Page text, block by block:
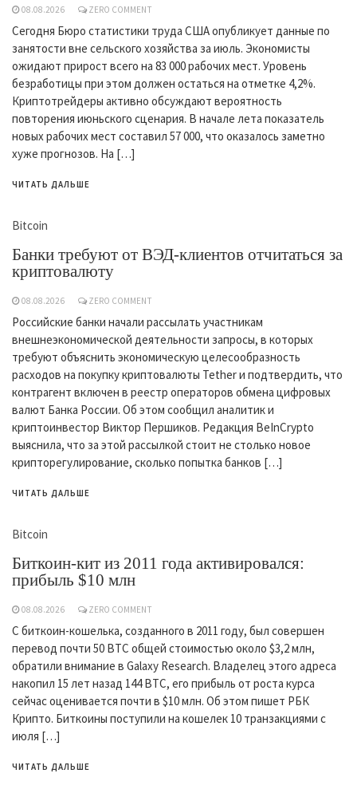
08.08.2026 ZERO COMMENT
Сегодня Бюро статистики труда США опубликует данные по
занятости вне сельского хозяйства за июль. Экономисты
ожидают прирост всего на 83 000 рабочих мест. Уровень
безработицы при этом должен остаться на отметке 4,2%.
Криптотрейдеры активно обсуждают вероятность
повторения июньского сценария. В начале лета показатель
новых рабочих мест составил 57 000, что оказалось заметно
хуже прогнозов. На […]
ЧИТАТЬ ДАЛЬШЕ
Bitcoin
Банки требуют от ВЭД-клиентов отчитаться за
криптовалюту
08.08.2026 ZERO COMMENT
Российские банки начали рассылать участникам
внешнеэкономической деятельности запросы, в которых
требуют объяснить экономическую целесообразность
расходов на покупку криптовалюты Tether и подтвердить, что
контрагент включен в реестр операторов обмена цифровых
валют Банка России. Об этом сообщил аналитик и
криптоинвестор Виктор Першиков. Редакция BeInCrypto
выяснила, что за этой рассылкой стоит не столько новое
крипторегулирование, сколько попытка банков […]
ЧИТАТЬ ДАЛЬШЕ
Bitcoin
Биткоин-кит из 2011 года активировался:
прибыль $10 млн
08.08.2026 ZERO COMMENT
С биткоин-кошелька, созданного в 2011 году, был совершен
перевод почти 50 BTC общей стоимостью около $3,2 млн,
обратили внимание в Galaxy Research. Владелец этого адреса
накопил 15 лет назад 144 BTC, его прибыль от роста курса
сейчас оценивается почти в $10 млн. Об этом пишет РБК
Крипто. Биткоины поступили на кошелек 10 транзакциями с
июля […]
ЧИТАТЬ ДАЛЬШЕ